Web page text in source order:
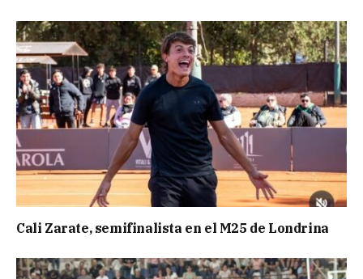
Cali Zarate, semifinalista en el M25 de Londrina